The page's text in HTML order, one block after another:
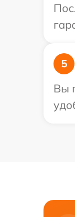
5
Вы